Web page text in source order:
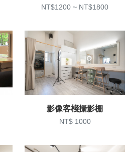
NT$1200 ~ NT$1800
影像客棧攝影棚
NT$ 1000